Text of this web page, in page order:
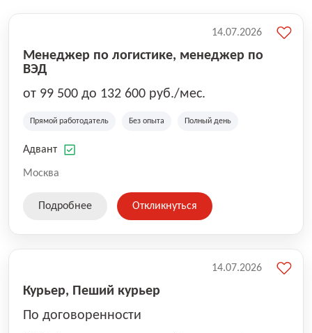
Менеджер по логистике, менеджер по
ВЭД
от 99 500 до 132 600 руб./мес.
Прямой работодатель Без опыта Полный день
Адвант
Москва
14.07.2026
Подробнее Откликнуться
Курьер, Пеший курьер
По договоренности
14.07.2026